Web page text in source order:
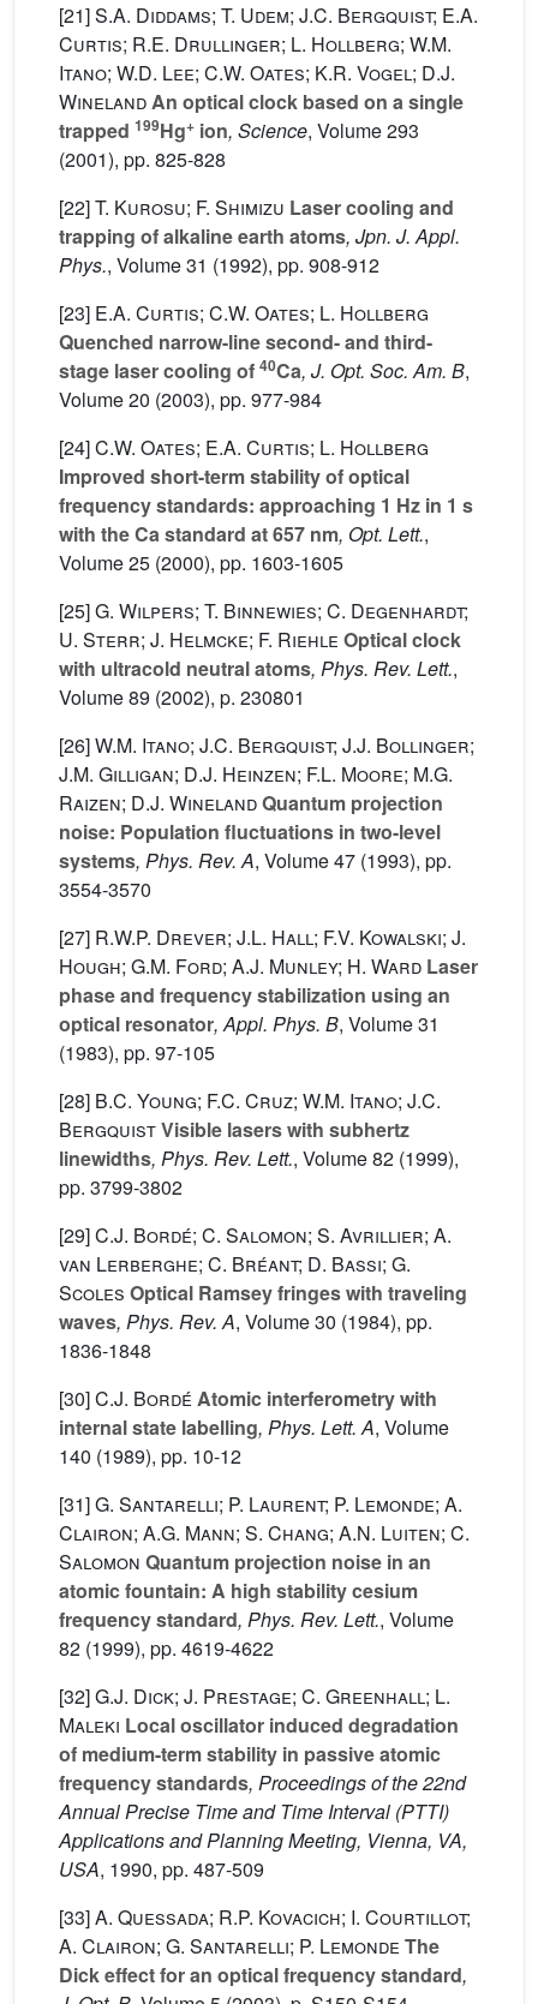
[21]S.A. Diddams; T. Udem; J.C. Bergquist; E.A.
Curtis; R.E. Drullinger; L. Hollberg; W.M.
Itano; W.D. Lee; C.W. Oates; K.R. Vogel; D.J.
WinelandAn optical clock based on a single
trapped 199Hg+ ion, Science, Volume 293
(2001), pp. 825-828
[22]T. Kurosu; F. Shimizu Laser cooling and
trapping of alkaline earth atoms, Jpn. J. Appl.
Phys., Volume 31 (1992), pp. 908-912
[23] E.A. Curtis; C.W. Oates; L. Hollberg
Quenched narrow-line second- and third-
stage laser cooling of 40Ca, J. Opt. Soc. Am. B,
Volume 20 (2003), pp. 977-984
[24]C.W. Oates; E.A. Curtis; L. Hollberg
Improved short-term stability of optical
frequency standards: approaching 1 Hz in 1 s
with the Ca standard at 657 nm, Opt. Lett.,
Volume 25 (2000), pp. 1603-1605
[25]G. Wilpers; T. Binnewies; C. Degenhardt;
U. Sterr; J. Helmcke; F. Riehle Optical clock
with ultracold neutral atoms, Phys. Rev. Lett.,
Volume 89 (2002), p. 230801
[26]W.M. Itano; J.C. Bergquist; J.J. Bollinger;
J.M. Gilligan; D.J. Heinzen; F.L. Moore; M.G.
Raizen; D.J. WinelandQuantum projection
noise: Population fluctuations in two-level
systems, Phys. Rev. A, Volume 47 (1993), pp.
3554-3570
[27] R.W.P. Drever; J.L. Hall; F.V. Kowalski; J.
Hough; G.M. Ford; A.J. Munley; H. Ward Laser
phase and frequency stabilization using an
optical resonator, Appl. Phys. B, Volume 31
(1983), pp. 97-105
[28] B.C. Young; F.C. Cruz; W.M. Itano; J.C.
BergquistVisible lasers with subhertz
linewidths, Phys. Rev. Lett., Volume 82 (1999),
pp. 3799-3802
[29]C.J. Bordé; C. Salomon; S. Avrillier; A.
van Lerberghe; C. Bréant; D. Bassi; G.
Scoles Optical Ramsey fringes with traveling
waves, Phys. Rev. A, Volume 30 (1984), pp.
1836-1848
[30]C.J. Bordé Atomic interferometry with
internal state labelling, Phys. Lett. A, Volume
140 (1989), pp. 10-12
[31]G. Santarelli; P. Laurent; P. Lemonde; A.
Clairon; A.G. Mann; S. Chang; A.N. Luiten; C.
Salomon Quantum projection noise in an
atomic fountain: A high stability cesium
frequency standard, Phys. Rev. Lett., Volume
82 (1999), pp. 4619-4622
[32]G.J. Dick; J. Prestage; C. Greenhall; L.
Maleki Local oscillator induced degradation
of medium-term stability in passive atomic
frequency standards, Proceedings of the 22nd
Annual Precise Time and Time Interval (PTTI)
Applications and Planning Meeting, Vienna, VA,
USA, 1990, pp. 487-509
[33]A. Quessada; R.P. Kovacich; I. Courtillot;
A. Clairon; G. Santarelli; P. Lemonde The
Dick effect for an optical frequency standard,